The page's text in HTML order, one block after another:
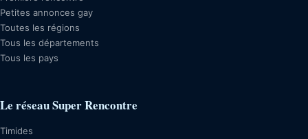
Petites annonces gay
Toutes les régions
Tous les départements
Tous les pays
Le réseau Super Rencontre
Timides